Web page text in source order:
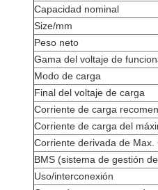
Capacidad nominal
Size/mm
Peso neto
Gama del voltaje de
Modo de carga
Final del voltaje de carga
Corriente de carga
Corriente de carga del
Corriente derivada de Max.
BMS (sistema de gestión
Uso/interconexión